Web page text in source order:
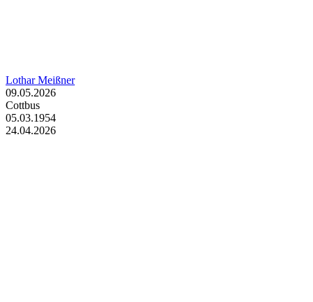
Lothar Meißner
09.05.2026
Cottbus
05.03.1954
24.04.2026